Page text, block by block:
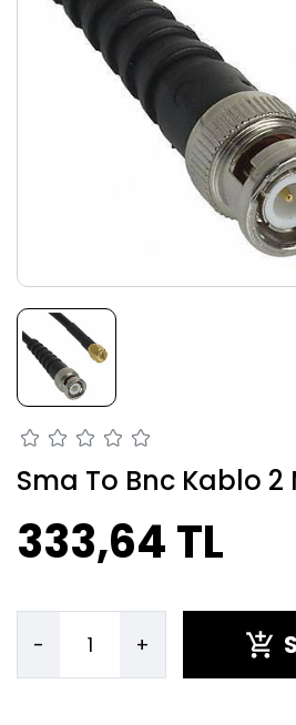
Sma To Bnc Kablo 2
333,64 TL
- +